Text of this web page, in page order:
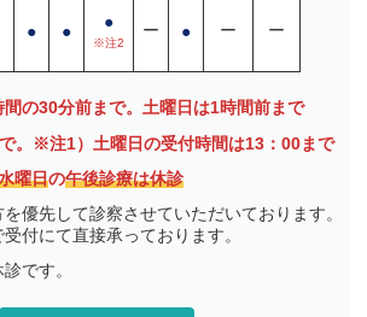
● ● ●
※注2
ー ● ー ー
の30分前まで。土曜日は1時間前まで
。※注1）土曜日の受付時間は13：00まで
曜日の午後診療は休診
優先して診察させていただいております。
付にて直接承っております。
です。